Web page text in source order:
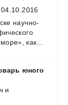
научно-
как...
юного
и